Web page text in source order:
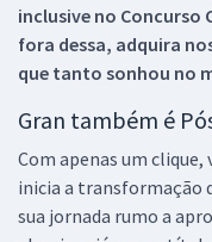
inclusive no Concurso
fora dessa, adquira
que tanto sonhou no
Gran também é
Com apenas um clique,
inicia a transformação
sua jornada rumo a